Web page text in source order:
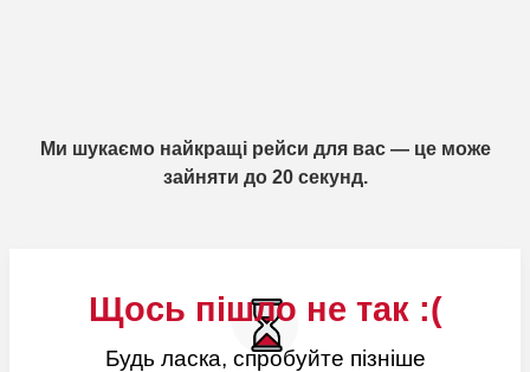
Щось пішло не так :(
Будь ласка, спробуйте пізніше
Ми шукаємо найкращі рейси для вас — це може
зайняти до 20 секунд.